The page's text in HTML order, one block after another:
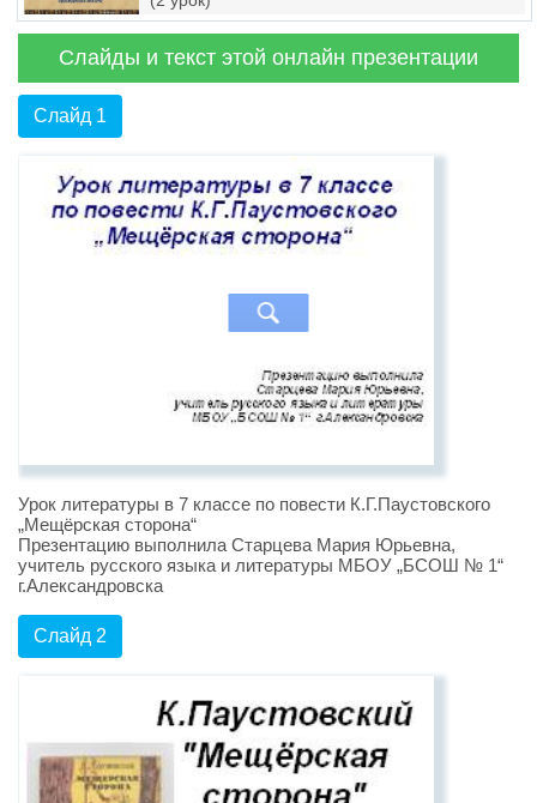
Слайды и текст этой онлайн презентации
Слайд 1
Урок литературы в 7 классе по повести К.Г.Паустовского
„Мещёрская сторона“
Презентацию выполнила Старцева Мария Юрьевна,
учитель русского языка и литературы МБОУ „БСОШ № 1“
г.Александровска
Слайд 2